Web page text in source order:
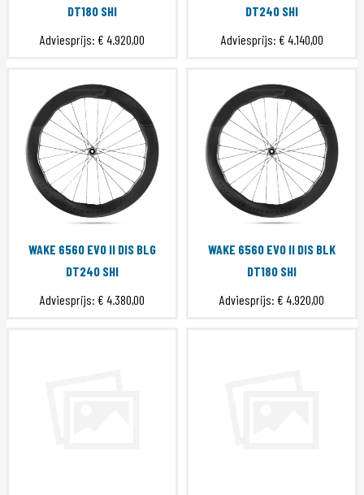
DT180 SHI
Adviesprijs: € 4.920,00
DT240 SHI
Adviesprijs: € 4.140,00
WAKE 6560 EVO II DIS BLG
DT240 SHI
Adviesprijs: € 4.380,00
WAKE 6560 EVO II DIS BLK
DT180 SHI
Adviesprijs: € 4.920,00